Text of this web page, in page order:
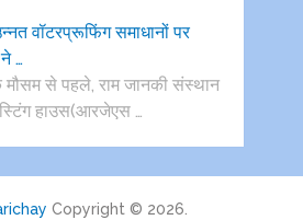
वॉटरप्रूफिंग समाधानों पर
…
से पहले, राम जानकी संस्थान
हाउस(आरजेएस …
Copyright © 2026.